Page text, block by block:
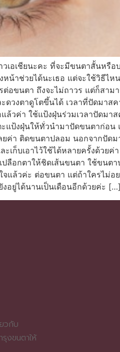
เอเชียนะคะ ที่จะมีขนตาสั้นหรื
น้าช่วยได้นะเธอ แต่จะใช้วิธี
ขนตา ถึงจะไม่ถาวร แต่ก็สาม
วงตาดูโตขึ้นได้ เวลาที่ปัดมา
ค่า ใช้แป้งฝุ่นร่วมเวลาปัดมา
แป้งฝุ่นให้ทั่วนำมาปัดขนตาก่อ
ยค่า ติดขนตาปลอม นอกจากปั
ะเก็บเอาไว้ใช้ได้หลายครั้งด้ว
ลือกตาให้ชิดเส้นขนตา ใช้ขน
จแล้วค่ะ ต่อขนตา แต่ถ้าใครไ
อยู่ได้นานเป็นเดือนอีกด้วยค่ะ […]
วกับ
งขนตาให้